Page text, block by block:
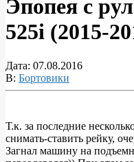
Эпопея с
525i (2015-
Дата: 07.08.2016
В: Бортовики
Эпопея
Т.к. за последние
снимать-ставить рейку,
Загнал машину на